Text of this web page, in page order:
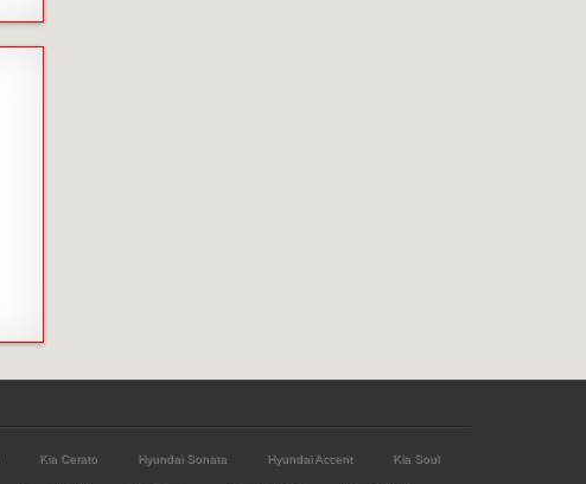
Kia Cerato Hyundai Sonata Hyundai Accent Kia Soul